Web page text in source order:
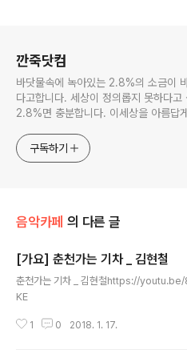
깐죽닷컴
바닷물속에 녹아있는 2.8%의 소금이
다고합니다. 세상이 정의롭지 못하다고
2.8%면 충분합니다. 이세상을 아름답게할 2.8%... 우리들의
구독하기
음악카페 의 다른 글
[가요] 춘천가는 기차 _ 김현철
춘천가는 기차 _ 김현철https://
KE
1 0 2018. 1. 17.